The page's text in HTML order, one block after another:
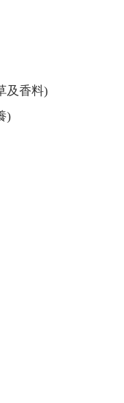
及香料)
)